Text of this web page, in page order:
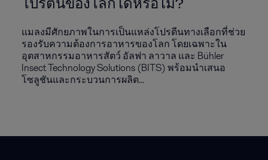
แมลงมีศักยภาพในการเป็นแหล่งโปรตีนทางเลือกที่ช่วย
รองรับความต้องการอาหารของโลก โดยเฉพาะใน
อุตสาหกรรมอาหารสัตว์ อัลฟา ลาวาล และ Bühler
Insect Technology Solutions (BITS) พร้อมนำเสนอ
โซลูชันและกระบวนการผลิต...